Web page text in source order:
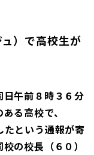
）で高校生が
日午前８時３６分
る高校で、
たという通報が寄
の校長（６０）